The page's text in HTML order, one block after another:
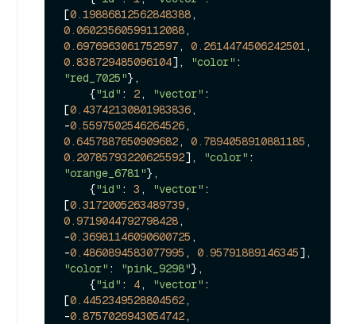
[0.19886812562848388
0.06023560599112088
0.6976963061752597, 0.2614474506242501
0.838729485096104], "color"
"red_7025"},
    {
"id" : 2, "vector" :
[0.43742130801983836,
-0.5597502546264526
0.6457887650909682, 0.7894058910881185
0.20785793220625592], "color"
"orange_6781"},
    {
"id" : 3 , "vector" :
[0.3172005263489739
0.9719044792798428,
-0.36981146090600725 ,
-0.4860894583077995 , 0.95791889146345
"color" : "pink_9298"},
    {
"id" : 4, "vector" :
[0.4452349528804562,
-0.8757026943054742